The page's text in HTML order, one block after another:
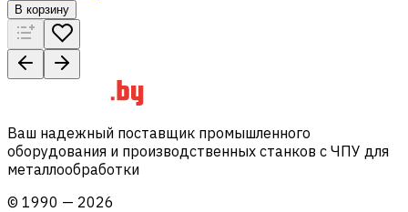
В корзину
Ваш надежный поставщик промышленного
оборудования и производственных станков с ЧПУ для
металлообработки
© 1990 — 2026